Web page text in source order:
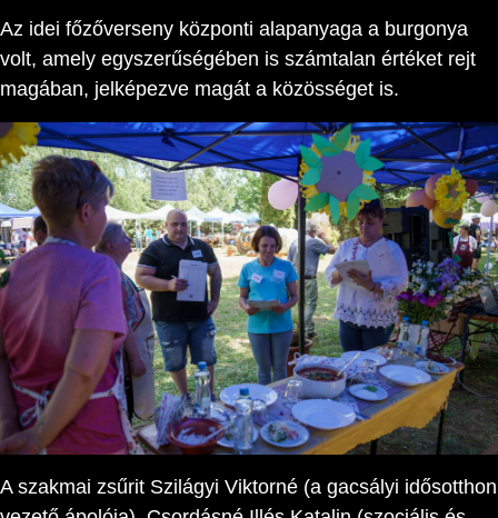
Az idei főzőverseny központi alapanyaga a burgonya
volt, amely egyszerűségében is számtalan értéket rejt
magában, jelképezve magát a közösséget is.
A szakmai zsűrit Szilágyi Viktorné (a gacsályi idősotthon